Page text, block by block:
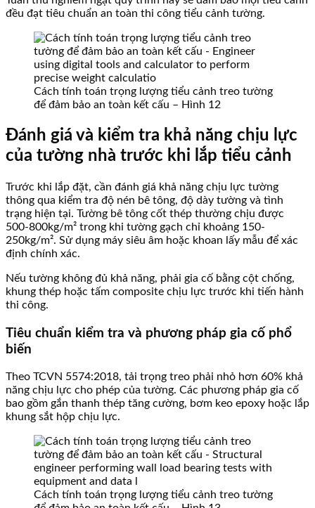
đều đạt tiêu chuẩn an toàn thi công tiểu cảnh tường.
Cách tính toán trọng lượng tiểu cảnh treo tường
để đảm bảo an toàn kết cấu – Hình 12
Đánh giá và kiểm tra khả năng chịu lực
của tường nhà trước khi lắp tiểu cảnh
Trước khi lắp đặt, cần đánh giá khả năng chịu lực tường
thông qua kiểm tra độ nén bê tông, độ dày tường và tình
trạng hiện tại. Tường bê tông cốt thép thường chịu được
500-800kg/m² trong khi tường gạch chỉ khoảng 150-
250kg/m². Sử dụng máy siêu âm hoặc khoan lấy mẫu để xác
định chính xác.
Nếu tường không đủ khả năng, phải gia cố bằng cột chống,
khung thép hoặc tấm composite chịu lực trước khi tiến hành
thi công.
Tiêu chuẩn kiểm tra và phương pháp gia cố phổ
biến
Theo TCVN 5574:2018, tải trọng treo phải nhỏ hơn 60% khả
năng chịu lực cho phép của tường. Các phương pháp gia cố
bao gồm gắn thanh thép tăng cường, bơm keo epoxy hoặc lắp
khung sắt hộp chịu lực.
Cách tính toán trọng lượng tiểu cảnh treo tường